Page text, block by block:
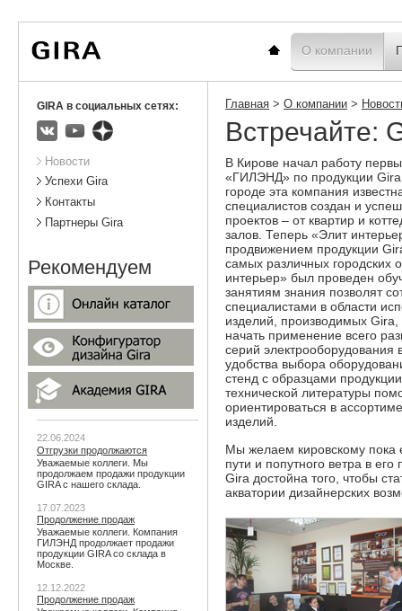
Главная
О компании
Главная > О компании >
Встречайте:
В Кирове начал работу
«ГИЛЭНД» по продукции Gira
городе эта компания
специалистов создан и
проектов – от квартир и
залов. Теперь «Элит
продвижением продукции
самых различных городских
интерьер» был проведен
занятиям знания позволят
специалистами в области
изделий, производимых Gira,
начать применение всего
серий
удобства выбора
стенд с образцами
технической литературы
ориентироваться в
изделий.
Мы желаем кировскому пока
пути и попутного ветра в
Gira достойна того, чтобы
акватории дизайнерских
GIRA в социальных сетях:
Подразделы
Новости
Успехи Gira
Контакты
Партнеры Gira
Рекомендуем
22.06.2024
Отгрузки продолжаются
Уважаемые коллеги. Мы
продолжаем продажи продукции
GIRA с нашего склада.
17.07.2023
Продолжение продаж
Уважаемые коллеги. Компания
ГИЛЭНД продолжает продажи
продукции GIRA со склада в
Москве.
12.12.2022
Продолжение продаж